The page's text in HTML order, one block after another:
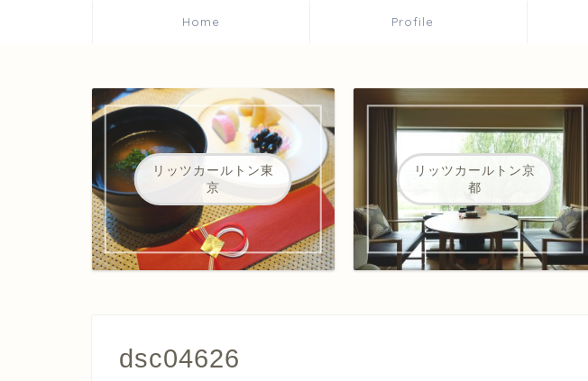
Home Profile
リッツカールトン東
京
リッツカールトン京
都
dsc04626